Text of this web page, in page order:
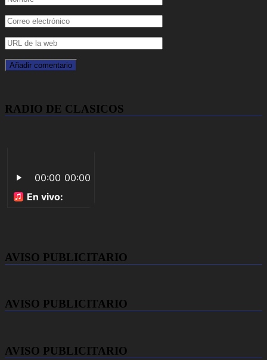
RADIO DE CLASICOS
AVISO PUBLICITARIO
AVISO PUBLICITARIO
AVISO PUBLICITARIO